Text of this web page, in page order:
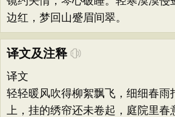
边红，梦回山蹙眉间翠。
译文及注释
译文
轻轻暖风吹得柳絮飘飞，细细春雨
上，挂的绣帘还未卷起，庭院里春